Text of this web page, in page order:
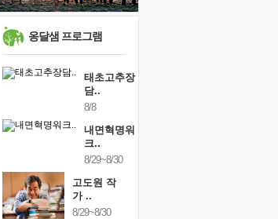
유년 시절의 부산 영도 바다
못된 꼰대들
거울 속의 나
옹달샘 프로그램
태초고추장
담..
8/8
내면혁명워
크..
8/29~8/30
고도원 작
가 ..
8/29~8/30